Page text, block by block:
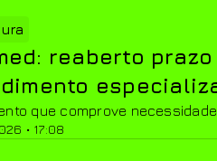
• 17:08
reaberto
que comprove